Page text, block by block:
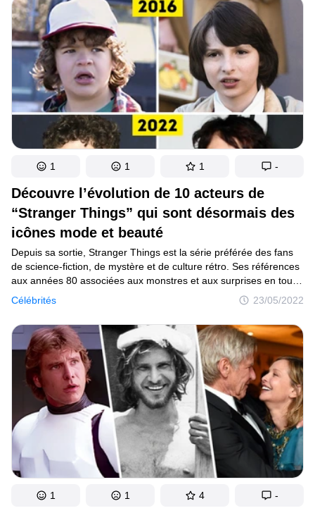
peuple.
Découvre l’évolution de 10 acteurs de
“Stranger Things” qui sont désormais des
icônes mode et beauté
Célébrités 23/05/2022
Depuis sa sortie, Stranger Things est la série préférée des fans
de science-fiction, de mystère et de culture rétro. Ses références
aux années 80 associées aux monstres et aux surprises en tous
genres nous tiennent en haleine à chaque épisode. Un autre des
éléments principaux est le jeune casting qui débutait dans la série
et que nous avons vu grandir sur nos écrans.
1 1 1 -
1 1 4 -